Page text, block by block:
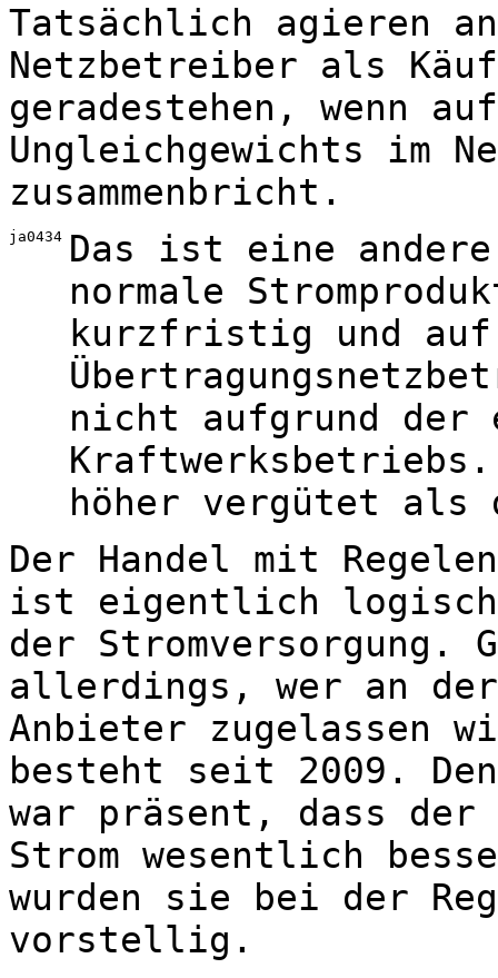
Tatsächlich agieren
Netzbetreiber als
geradestehen, wenn
Ungleichgewichts im
zusammenbricht.
ja0434 Das ist eine
normale
kurzfristig und auf
nicht aufgrund der
Kraftwerksbetriebs.
höher vergütet als
Der Handel mit
ist eigentlich
der Stromversorgung.
allerdings, wer an
Anbieter zugelassen
besteht seit 2009. Den
war präsent, dass
Strom wesentlich
wurden sie bei der
vorstellig.